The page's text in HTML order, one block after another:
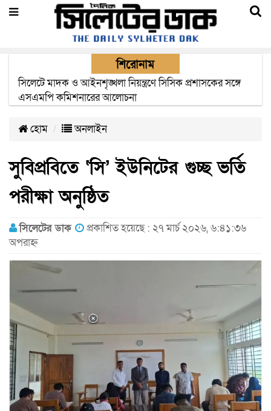
শিরোনাম
সিম কোম্পানীগুলোর মেয়াদের বাহানা বন্ধের দাবীতে মশাল
মিছিল
হোম অনলাইন
সুবিপ্রবিতে ‘সি’ ইউনিটের গুচ্ছ ভর্তি
পরীক্ষা অনুষ্ঠিত
সিলেটের ডাক
প্রকাশিত হয়েছে : ২৭ মার্চ ২০২৬, ৬:৪১:৩৬
অপরাহ্ন